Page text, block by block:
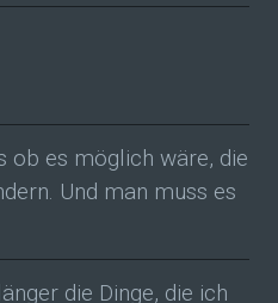
ob es möglich wäre, die
Und man muss es
die Dinge, die ich